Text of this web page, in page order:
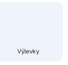
Výlevky